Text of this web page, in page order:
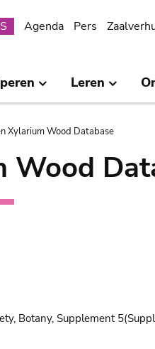
Agenda Pers
Leren
Xylarium Wood Database
Wood
Botany, Supplement